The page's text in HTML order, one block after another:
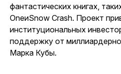
фантастических книгах,
OneиSnow Crash. Проект
институциональных
поддержку от
Марка Кубы.